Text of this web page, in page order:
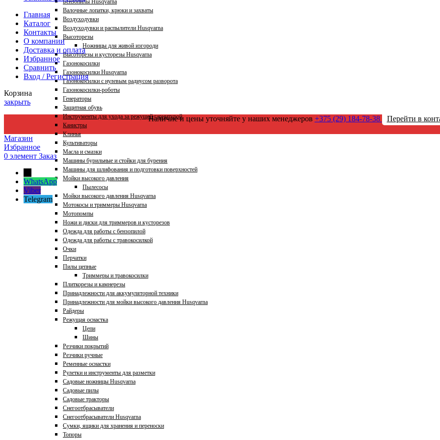
Бензопилы Husqvarna
Валочные лопатки, крюки и захваты
Воздуходувки
Воздуходувки и распылители Husqvarna
Высоторезы
Ножницы для живой изгороди
Высоторезы и кусторезы Husqvarna
Газонокосилки
Газонокосилки Husqvarna
Газонокосилки с нулевым радиусом разворота
Газонокосилки-роботы
Генераторы
Защитная обувь
Инструменты для ухода за режущей гарнитурой
Канистры
Клинья
Культиваторы
Масла и смазки
Машины бурильные и стойки для бурения
Машины для шлифования и подготовки поверхностей
Мойки высокого давления
Пылесосы
Мойки высокого давления Husqvarna
Мотокосы и триммеры Husqvarna
Мотопомпы
Ножи и диски для триммеров и кусторезов
Одежда для работы с бензопилой
Одежда для работы с травокосилкой
Очки
Перчатки
Пилы цепные
Триммеры и травокосилки
Плиткорезы и камнерезы
Принадлежности для аккумуляторной техники
Принадлежности для мойки высокого давления Husqvarna
Райдеры
Режущая оснастка
Цепи
Шины
Резчики покрытий
Резчики ручные
Ременные оснастки
Рулетки и инструменты для разметки
Садовые ножницы Husqvarna
Садовые пилы
Садовые тракторы
Снегоотбрасыватели
Снегоотбрасыватели Husqvarna
Сумки, ящики для хранения и переноски
Топоры
Главная
Каталог
Контакты
О компании
Доставка и оплата
Избранное
Сравнить
Вход / Регистрация
Корзина
закрыть
Наличие и цены уточняйте у наших менеджеров +375 (29) 184-78-38 Перейти в
Магазин
Избранное
0 элемент Заказ
WhatsApp
Viber
Telegram